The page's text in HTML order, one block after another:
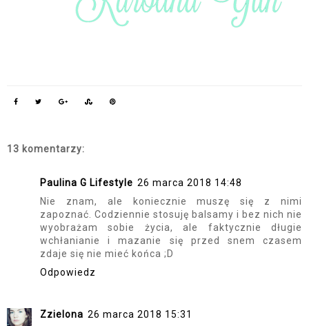
13 komentarzy:
Paulina G Lifestyle 26 marca 2018 14:48
Nie znam, ale koniecznie muszę się z nimi
zapoznać. Codziennie stosuję balsamy i bez nich nie
wyobrażam sobie życia, ale faktycznie długie
wchłanianie i mazanie się przed snem czasem
zdaje się nie mieć końca ;D
Odpowiedz
Zzielona 26 marca 2018 15:31